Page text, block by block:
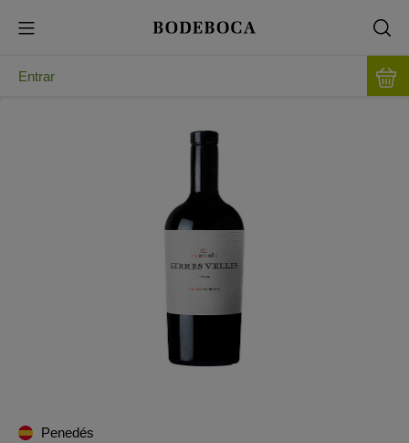
Entrar
Penedés